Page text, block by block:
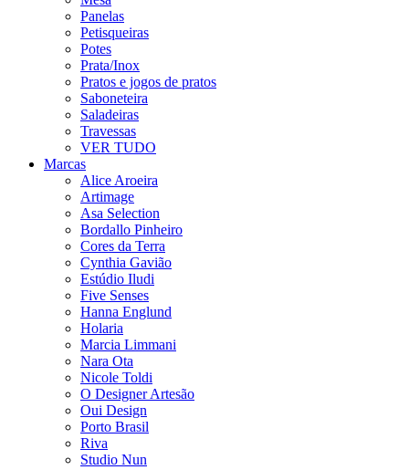
Panelas
Petisqueiras
Potes
Prata/Inox
Pratos e jogos de pratos
Saboneteira
Saladeiras
Travessas
VER TUDO
Marcas
Alice Aroeira
Artimage
Asa Selection
Bordallo Pinheiro
Cores da Terra
Cynthia Gavião
Estúdio Iludi
Five Senses
Hanna Englund
Holaria
Marcia Limmani
Nara Ota
Nicole Toldi
O Designer Artesão
Oui Design
Porto Brasil
Riva
Studio Nun